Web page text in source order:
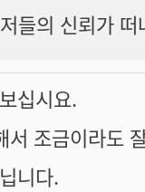
들의 신뢰가
십시요.
서 조금이라도
니다.